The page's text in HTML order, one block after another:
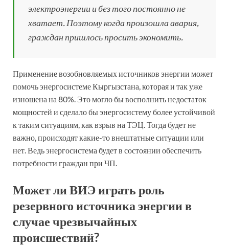
электроэнергии и без того постоянно не
хватает. Поэтому когда произошла авария,
граждан пришлось просить экономить.
Применение возобновляемых источников энергии может
помочь энергосистеме Кыргызстана, которая и так уже
изношена на 80%. Это могло бы восполнить недостаток
мощностей и сделало бы энергосистему более устойчивой
к таким ситуациям, как взрыв на ТЭЦ. Тогда будет не
важно, происходят какие-то внештатные ситуации или
нет. Ведь энергосистема будет в состоянии обеспечить
потребности граждан при ЧП.
Может ли ВИЭ играть роль
резервного источника энергии в
случае чрезвычайных
происшествий?